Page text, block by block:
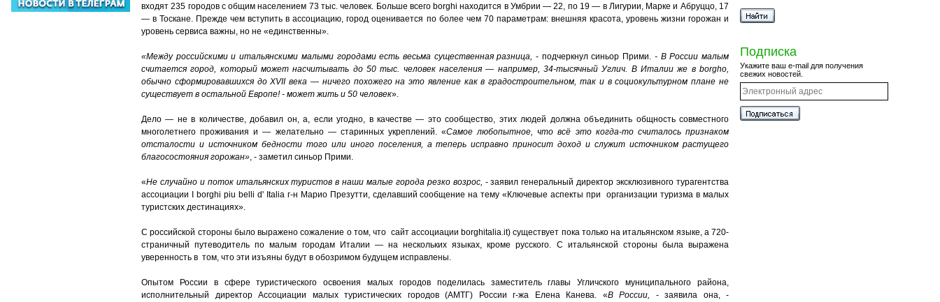
входят 235 городов с общим населением 73 тыс. человек. Больше всего borghi находится в Умбрии — 22, по 19 — в Лигурии, Марке и Абруццо, 17
— в Тоскане. Прежде чем вступить в ассоциацию, город оценивается по более чем 70 параметрам: внешняя красота, уровень жизни горожан и
уровень сервиса важны, но не «единственны».
«Между российскими и итальянскими малыми городами есть весьма существенная разница, - подчеркнул синьор Прими. - В России малым
считается город, который может насчитывать до 50 тыс. человек населения — например, 34-тысячный Углич. В Италии же в borgho,
обычно сформировавшихся до XVII века — ничего похожего на это явление как в градостроительном, так и в социокультурном плане не
существует в остальной Европе! - может жить и 50 человек».
Дело — не в количестве, добавил он, а, если угодно, в качестве — это сообщество, этих людей должна объединить общность совместного
многолетнего проживания и — желательно — старинных укреплений. «Самое любопытное, что всё это когда-то считалось признаком
отсталости и источником бедности того или иного поселения, а теперь исправно приносит доход и служит источником растущего
благосостояния горожан», - заметил синьор Прими.
«Не случайно и поток итальянских туристов в наши малые города резко возрос, - заявил генеральный директор эксклюзивного турагентства
ассоциации I borghi piu belli d' Italia г-н Марио Презутти, сделавший сообщение на тему «Ключевые аспекты при организации туризма в малых
туристских дестинациях».
С российской стороны было выражено сожаление о том, что сайт ассоциации borghitalia.it) существует пока только на итальянском языке, а 720-
страничный путеводитель по малым городам Италии — на нескольких языках, кроме русского. С итальянской стороны была выражена
уверенность в том, что эти изъяны будут в обозримом будущем исправлены.
Опытом России в сфере туристического освоения малых городов поделилась заместитель главы Угличского муниципального района,
исполнительный директор Ассоциации малых туристических городов (АМТГ) России г-жа Елена Канева. «В России, - заявила она, -
Подписка
Укажите ваш e-mail для получения
свежих новостей.